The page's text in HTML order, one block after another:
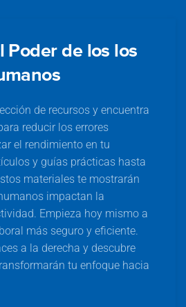
Poder de los los
de recursos y encuentra
reducir los errores
el rendimiento en tu
y guías prácticas hasta
materiales te mostrarán
impactan la
Empieza hoy mismo a
más seguro y eficiente.
a la derecha y descubre
tu enfoque hacia